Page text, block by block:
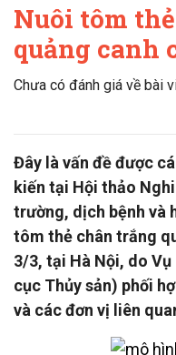
Nuôi tôm
quảng canh
Chưa có đánh giá về bài
Đây là vấn đề được
kiến tại Hội thảo
trường, dịch bệnh và
tôm thẻ chân trắng
3/3, tại Hà Nội, do
cục Thủy sản) phối
và các đơn vị liên